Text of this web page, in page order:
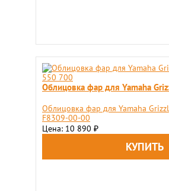
Облицовка фар для Yamaha
Облицовка фар для Yamaha
F8309-00-00
Цена: 10 890 ₽